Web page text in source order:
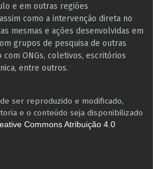
e ​em outras regiões
como a intervenção direta no
mesmas e ações desenvolvidas em
grupos de pesquisa ​de outras
ONGs, coletivos, escritórios
entre outros​.
ser reproduzido e modificado,
e o conteúdo seja disponibilizado
Commons Atribuição 4.0